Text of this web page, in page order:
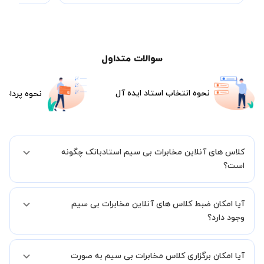
سوالات متداول
نحوه انتخاب استاد ایده آل نحوه
کلاس های آنلاین مخابرات بی سیم استادبانک چگونه
است؟
شما میدهیم که استاد شما پیش از جلسه تمامی موارد لازم برای برگزاری
یک کلاس آنلاین با کیفیت و مفید را به شما توضیح خواهند داد.
آیا امکان ضبط کلاس های آنلاین مخابرات بی سیم
وجود دارد؟
کنید.
آیا امکان برگزاری کلاس مخابرات بی سیم به صورت